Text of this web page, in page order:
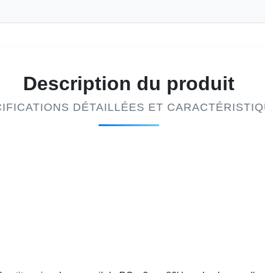
Description du produit
DÉTAILLÉES ET